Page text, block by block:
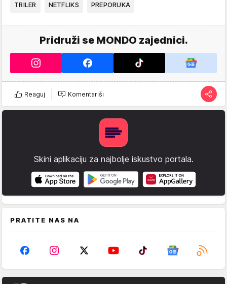
TRILER NETFLIKS PREPORUKA
Pridruži se MONDO zajednici.
Reaguj Komentariši
Skini aplikaciju za najbolje iskustvo portala.
PRATITE NAS NA